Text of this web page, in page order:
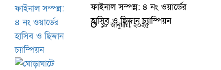
ফাইনাল সম্পন্ন: ৪ নং ওয়ার্ডের
হাসিব ও ছিদ্দান চ্যাম্পিয়ন
১৮ জানুয়ারী, ২০২৫